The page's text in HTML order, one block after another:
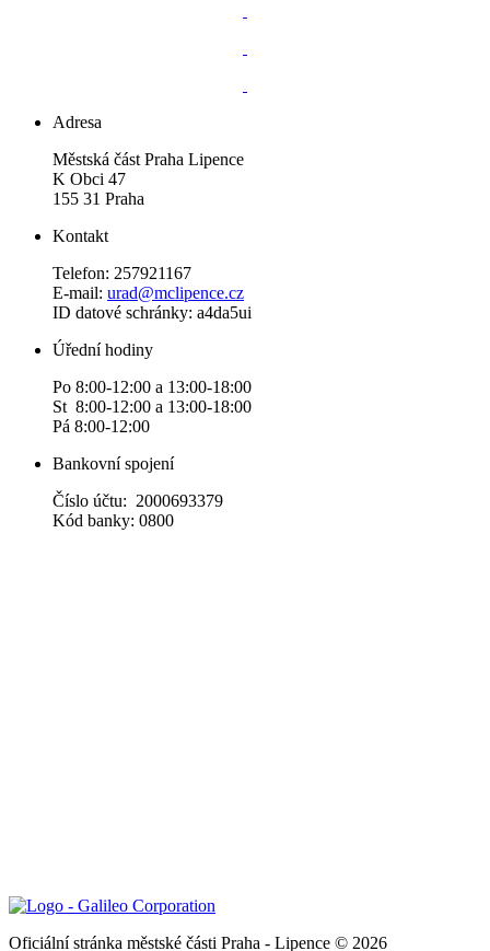
Adresa
Městská část Praha Lipence
K Obci 47
155 31 Praha
Kontakt
Telefon: 257921167
E-mail: urad@mclipence.cz
ID datové schránky: a4da5ui
Úřední hodiny
Po 8:00-12:00 a 13:00-18:00
St 8:00-12:00 a 13:00-18:00
Pá 8:00-12:00
Bankovní spojení
Číslo účtu: 2000693379
Kód banky: 0800
Oficiální stránka městské části Praha - Lipence © 2026